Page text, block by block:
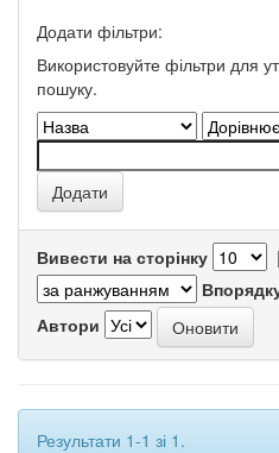
Додати фільтри:
Використовуйте фільтри для
пошуку.
Вивести на сторінку |
Автори
Результати 1-1 зі 1.